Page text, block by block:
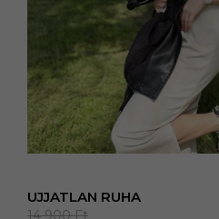
UJJATLAN RUHA
14 900Ft